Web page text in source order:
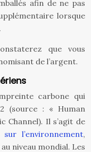
afin de ne pas
lorsque
que vous
de l’argent.
carbone qui
(source : « Human
Channel). Il s’agit de
l’environnement,
niveau mondial. Les